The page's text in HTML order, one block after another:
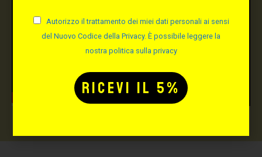
Autorizzo il trattamento dei miei dati personali ai sensi
del Nuovo Codice della Privacy. È possibile leggere la
nostra politica sulla privacy